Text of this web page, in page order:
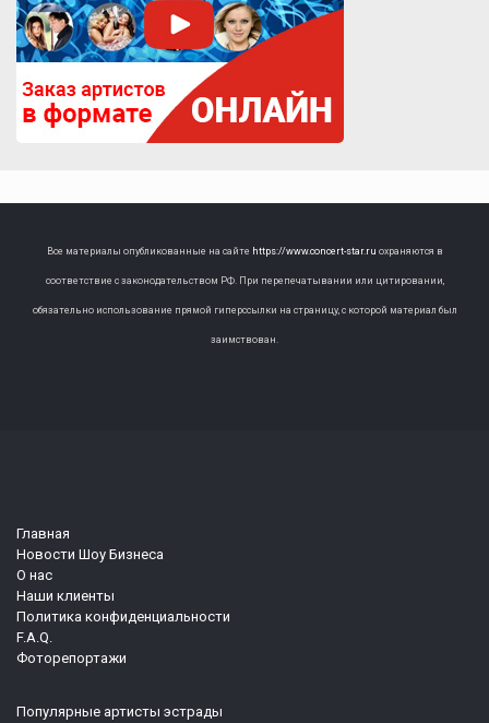
Все материалы опубликованные на сайте https://www.concert-star.ru охраняются в
соответствие с законодательством РФ. При перепечатывании или цитировании,
обязательно использование прямой гиперссылки на страницу, с которой материал был
заимствован.
Главная
Новости Шоу Бизнеса
О нас
Наши клиенты
Политика конфиденциальности
F.A.Q.
Фоторепортажи
Популярные артисты эстрады